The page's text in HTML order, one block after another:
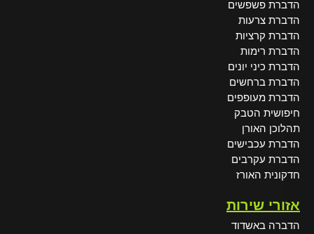
הדברת פשפשים
הדברת צרעות
הדברת קרציות
הדברת רימות
הדברת כיני יונים
הדברת ברחשים
הדברת מעופפים
חיפושית הטבק
תהלוכן האורן
הדברת עכבישים
הדברת עקרבים
חדקונית האורז
אזורי שירות
הדברה באשדוד